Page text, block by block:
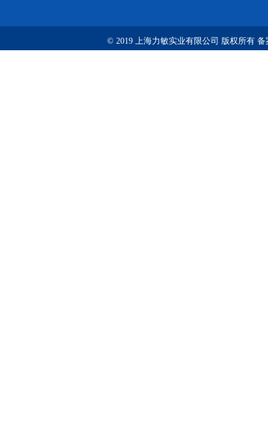
© 2019 上海力敏实业有限公司 版权所有 备